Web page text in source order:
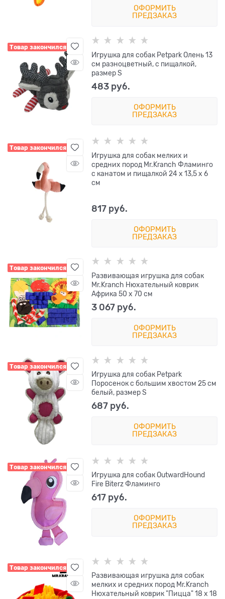
ОФОРМИТЬ
ПРЕДЗАКАЗ
Товар закончился
Игрушка для собак Petpark Олень 13
см разноцветный, с пищалкой,
размер S
483 руб.
ОФОРМИТЬ
ПРЕДЗАКАЗ
Товар закончился
Игрушка для собак мелких и
средних пород Mr.Kranch Фламинго
с канатом и пищалкой 24 х 13,5 х 6
см
817 руб.
ОФОРМИТЬ
ПРЕДЗАКАЗ
Товар закончился
Развивающая игрушка для собак
Mr.Kranch Нюхательный коврик
Африка 50 х 70 см
3 067 руб.
ОФОРМИТЬ
ПРЕДЗАКАЗ
Товар закончился
Игрушка для собак Petpark
Поросенок с большим хвостом 25 см
белый, размер S
687 руб.
ОФОРМИТЬ
ПРЕДЗАКАЗ
Товар закончился
Игрушка для собак OutwardHound
Fire Biterz Фламинго
617 руб.
ОФОРМИТЬ
ПРЕДЗАКАЗ
Товар закончился
Развивающая игрушка для собак
мелких и средних пород Mr.Kranch
Нюхательный коврик "Пицца" 18 x 18